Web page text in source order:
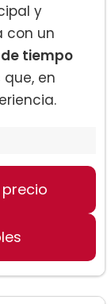
y
con un
tiempo
en